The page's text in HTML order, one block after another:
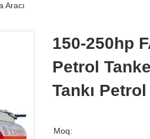
Aracı
150-250hp
Petrol
Tankı Petrol
Moq: